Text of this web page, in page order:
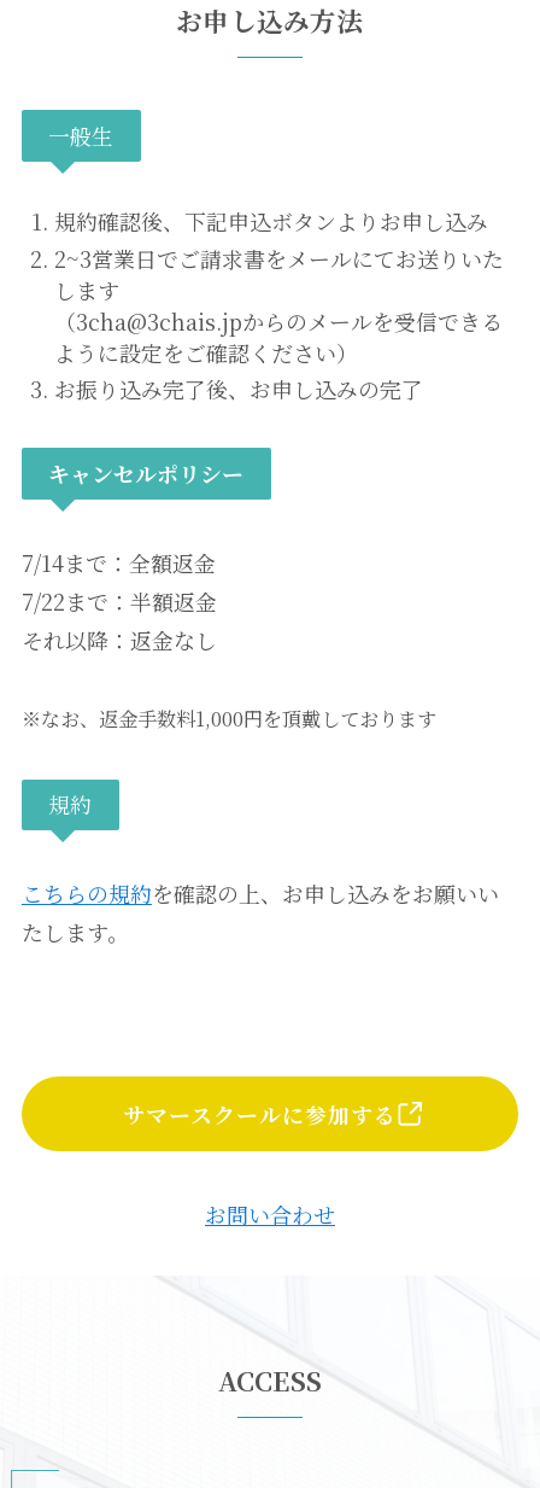
お申し込み方法
一般生
規約確認後、下記申込ボタンよりお申し込み
2~3営業日でご請求書をメールにてお送りいた
します
（3cha@3chais.jpからのメールを受信できる
ように設定をご確認ください）
お振り込み完了後、お申し込みの完了
キャンセルポリシー
7/14まで：全額返金
7/22まで：半額返金
それ以降：返金なし
※なお、返金手数料1,000円を頂戴しております
規約
こちらの規約を確認の上、お申し込みをお願いい
たします。
サマースクールに参加する
お問い合わせ
ACCESS